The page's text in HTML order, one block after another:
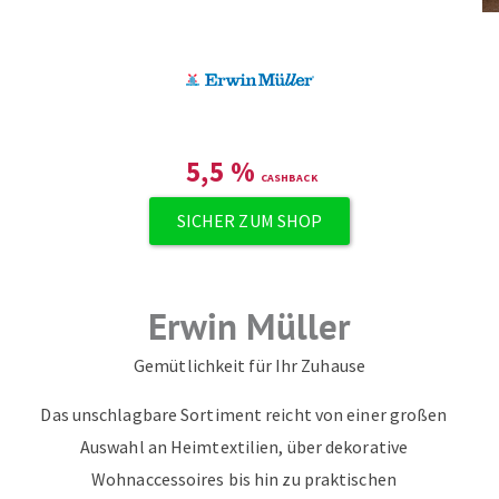
5,5 %
SICHER ZUM SHOP
Erwin Müller
Gemütlichkeit für Ihr Zuhause
Das unschlagbare Sortiment reicht von einer großen
Auswahl an Heimtextilien, über dekorative
Wohnaccessoires bis hin zu praktischen